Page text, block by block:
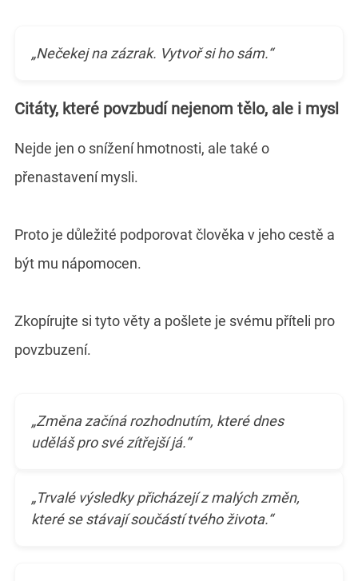
„Nečekej na zázrak. Vytvoř si ho sám.“
Citáty, které povzbudí nejenom tělo, ale i mysl
Nejde jen o snížení hmotnosti, ale také o
přenastavení mysli.
Proto je důležité podporovat člověka v jeho cestě a
být mu nápomocen.
Zkopírujte si tyto věty a pošlete je svému příteli pro
povzbuzení.
„Změna začíná rozhodnutím, které dnes
uděláš pro své zítřejší já.“
„Trvalé výsledky přicházejí z malých změn,
které se stávají součástí tvého života.“